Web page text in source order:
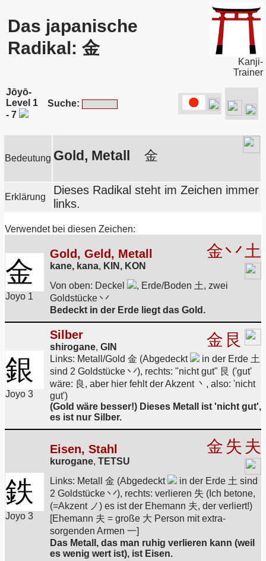
Das japanische
Radikal: 金
Kanji-
Trainer
Jōyō-
Level 1
- 7
Suche:
Bedeutung Gold, Metall 金
Erklärung
Dieses Radikal steht im Zeichen immer
links.
Verwendet bei diesen Zeichen:
金
Joyo 1
Gold, Geld, Metall
kane, kana, KIN, KON
金丷 土
Von oben: Deckel
, Erde/Boden 土, zwei
Goldstücke 丷
Bedeckt in der Erde liegt das Gold.
銀
Joyo 3
Silber
shirogane, GIN 金 艮
Links: Metall/Gold 金 (Abgedeckt
in der Erde 土
sind 2 Goldstücke 丷), rechts: "nicht gut" 艮 ('gut'
wäre: 良, aber hier fehlt der Akzent 丶, also: 'nicht
gut')
(Gold wäre besser!) Dieses Metall ist 'nicht gut',
es ist nur Silber.
鉄
Joyo 3
Eisen, Stahl
kurogane, TETSU
金 失 夫
Links: Metall 金 (Abgedeckt
in der Erde 土 sind
2 Goldstücke 丷), rechts: verlieren 失 (Ich betone,
(=Akzent ノ) es ist der Ehemann 夫, der verliert!)
[Ehemann 夫 = große 大 Person mit extra-
sorgenden Armen 一]
Das Metall, das man ruhig verlieren kann (weil
es wenig wert ist), ist Eisen.